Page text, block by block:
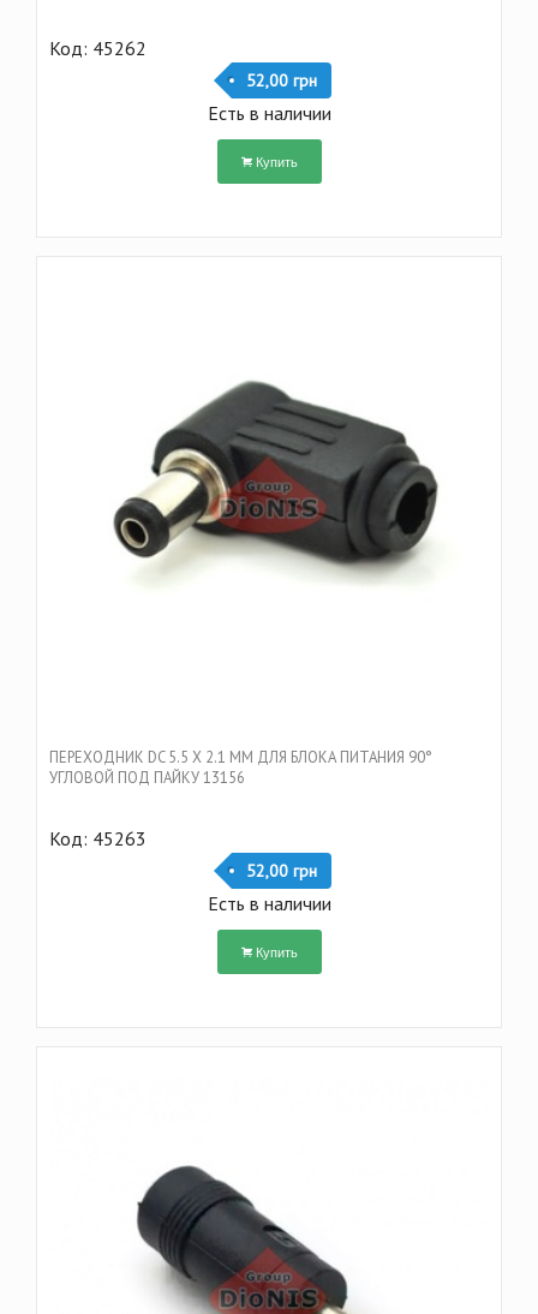
Код: 45262
52,00 грн
Есть в наличии
Купить
ПЕРЕХОДНИК DC 5.5 Х 2.1 ММ ДЛЯ БЛОКА ПИТАНИЯ 90°
УГЛОВОЙ ПОД ПАЙКУ 13156
Код: 45263
52,00 грн
Есть в наличии
Купить